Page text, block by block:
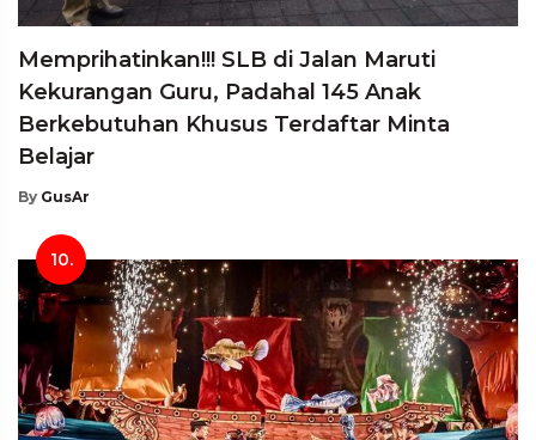
Memprihatinkan!!! SLB di Jalan Maruti
Kekurangan Guru, Padahal 145 Anak
Berkebutuhan Khusus Terdaftar Minta
Belajar
By GusAr
10.